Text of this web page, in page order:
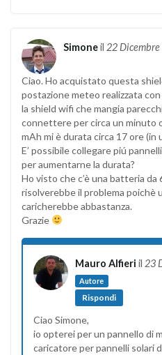
Simoneil 22
Ciao. Ho acquistato questa
postazione meteo realizzata
la shield wifi che mangia
connettere per circa un minuto
mAh mi è durata circa 17 ore (in
E’ possibile collegare piú
per aumentarne la durata?
Ho visto che c’è una batteria
risolverebbe il problema poichè
caricherebbe abbastanza.
Grazie
Mauro Alfieri il 23
Autore
Rispondi
Ciao Simone,
io opterei per un pannello di
caricatore per pannelli solari